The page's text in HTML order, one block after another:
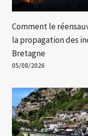
Comment le
la propagation des
Bretagne
05/08/2026